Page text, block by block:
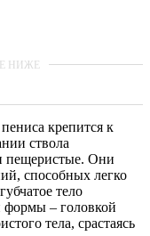
крепится к
ствола
пещеристые. Они
способных легко
тело
формы – головкой
тела, срастаясь